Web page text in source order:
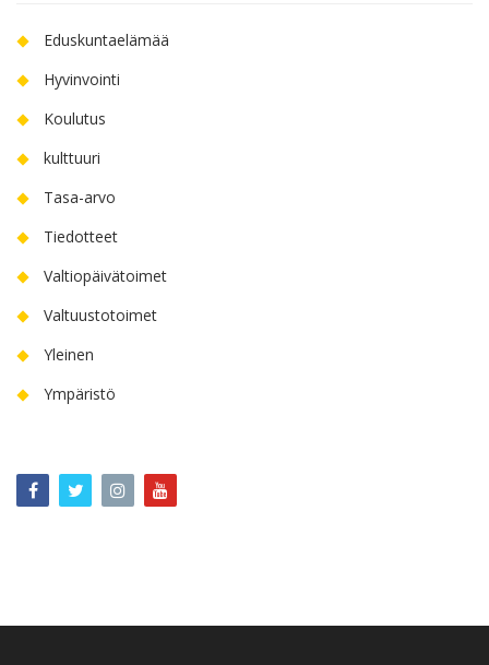
Eduskuntaelämää
Hyvinvointi
Koulutus
kulttuuri
Tasa-arvo
Tiedotteet
Valtiopäivätoimet
Valtuustotoimet
Yleinen
Ympäristö